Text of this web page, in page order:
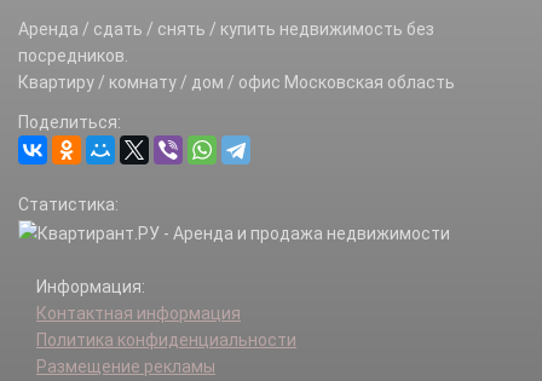
Аренда / сдать / снять / купить недвижимость без
посредников.
Квартиру / комнату / дом / офис Московская область
Поделиться:
Статистика:
Информация:
Контактная информация
Политика конфиденциальности
Размещение рекламы